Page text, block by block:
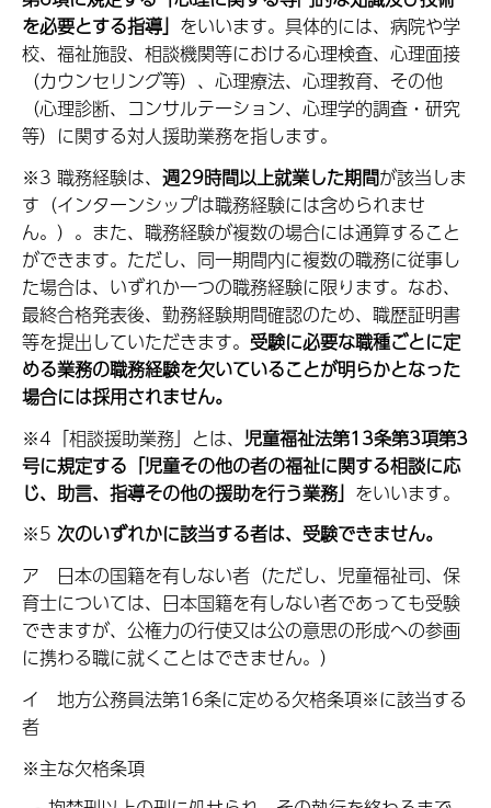
を必要とする指導」 をいいます。具体的には、病院や学
校、福祉施設、相談機関等における心理検査、心理面接
（カウンセリング等）、心理療法、心理教育、その他
（心理診断、コンサルテーション、心理学的調査・研究
等）に関する対人援助業務を指します。
※3 職務経験は、 週29時間以上就業した期間が該当しま
す（インターンシップは職務経験には含められませ
ん。）。また、職務経験が複数の場合には通算すること
ができます。ただし、同一期間内に複数の職務に従事し
た場合は、いずれか一つの職務経験に限ります。なお、
最終合格発表後、勤務経験期間確認のため、職歴証明書
等を提出していただきます。 受験に必要な職種ごとに定
める業務の職務経験を欠いていることが明らかとなった
場合には採用されません。
※4「相談援助業務」とは、 児童福祉法第13条第3項第3
号に規定する「児童その他の者の福祉に関する相談に応
じ、助言、指導その他の援助を行う業務」 をいいます。
※5 次のいずれかに該当する者は、受験できません。
ア 日本の国籍を有しない者（ただし、児童福祉司、保
育士については、日本国籍を有しない者であっても受験
できますが、公権力の行使又は公の意思の形成への参画
に携わる職に就くことはできません。）
イ 地方公務員法第16条に定める欠格条項※に該当する
者
※主な欠格条項